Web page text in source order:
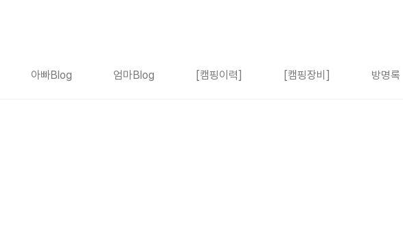
아빠Blog 엄마Blog [캠핑이력] [캠핑장비] 방명록